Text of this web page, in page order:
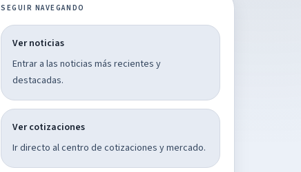
SEGUIR NAVEGANDO
Ver noticias
Entrar a las noticias más recientes y
destacadas.
Ver cotizaciones
Ir directo al centro de cotizaciones y mercado.